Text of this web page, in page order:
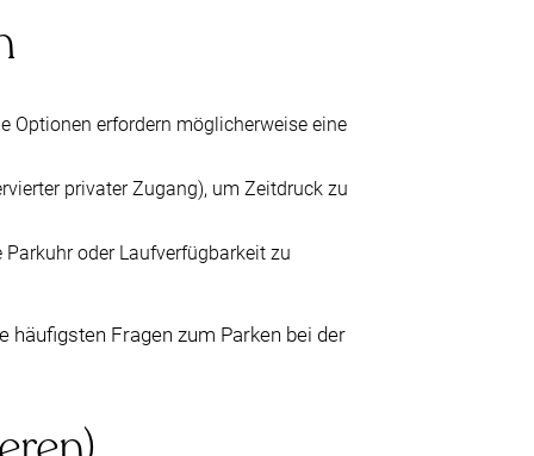
Optionen erfordern möglicherweise eine
privater Zugang), um Zeitdruck zu
oder Laufverfügbarkeit zu
häufigsten Fragen zum Parken bei der